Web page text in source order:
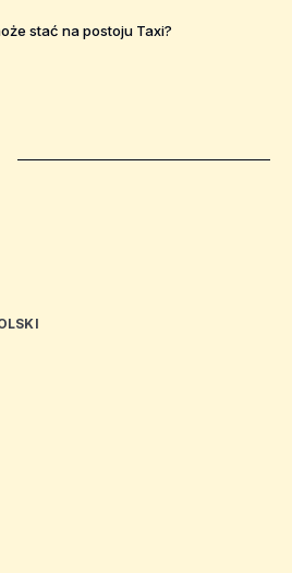
stać na postoju Taxi?